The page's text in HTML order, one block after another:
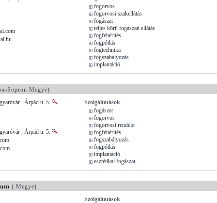
fogorvos
fogorvosi szakellátás
fogászat
teljes körű fogászati ellátás
fogfehérítés
fogpótlás
fogtechnika
fogszabályozás
implantáció
Sopron Megye)
, Árpád u. 5.
, Árpád u. 5.
Szolgáltatások
fogászat
fogorvos
fogorvosi rendelo
fogfehérítés
fogszabályozás
fogpótlás
implantáció
esztétikai fogászat
( Megye)
Szolgáltatások